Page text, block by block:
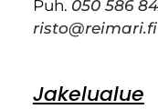
Puh. 050 586
risto@reimari.fi
Jakelualue